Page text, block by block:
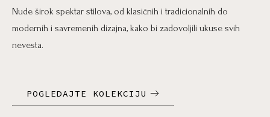
Nude širok spektar stilova, od klasičnih i tradicionalnih do
modernih i savremenih dizajna, kako bi zadovoljili ukuse svih
nevesta.
POGLEDAJTE KOLEKCIJU